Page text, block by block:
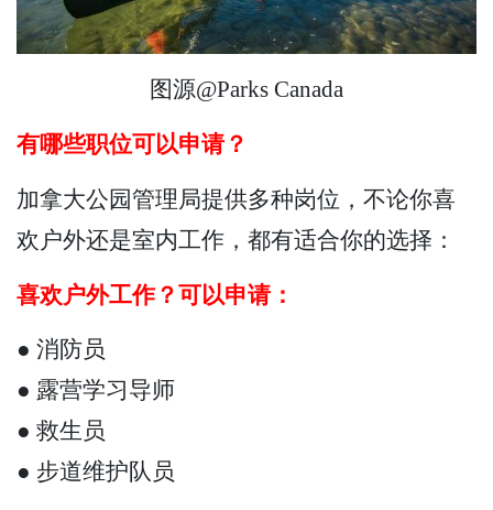
图源@Parks Canada
有哪些职位可以申请？
加拿大公园管理局提供多种岗位，不论你喜
欢户外还是室内工作，都有适合你的选择：
喜欢户外工作？可以申请：
● 消防员
● 露营学习导师
● 救生员
● 步道维护队员